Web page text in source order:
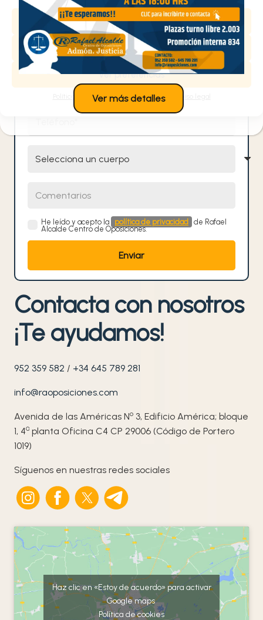
Aceptar
Denegar
Ver preferencias
Política de cookiesPolítica de privacidad
Nombre y Apellidos
Email
He leído y acepto la política de privacidad
de Rafael
Alcalde Centro de Oposiciones.
Contacta con nosotros
¡Te ayudamos!
952 359 582 / +34 645 789 281
info@raoposiciones.com
Avenida de las Américas No 3, Edificio América; bloque
1, 4ª planta Oficina C4 CP 29006 (Código de Portero
1019)
Síguenos en nuestras redes sociales
Haz clic en «Estoy de acuerdo» para activar
Google maps
Política de cookies
Ver más detalles